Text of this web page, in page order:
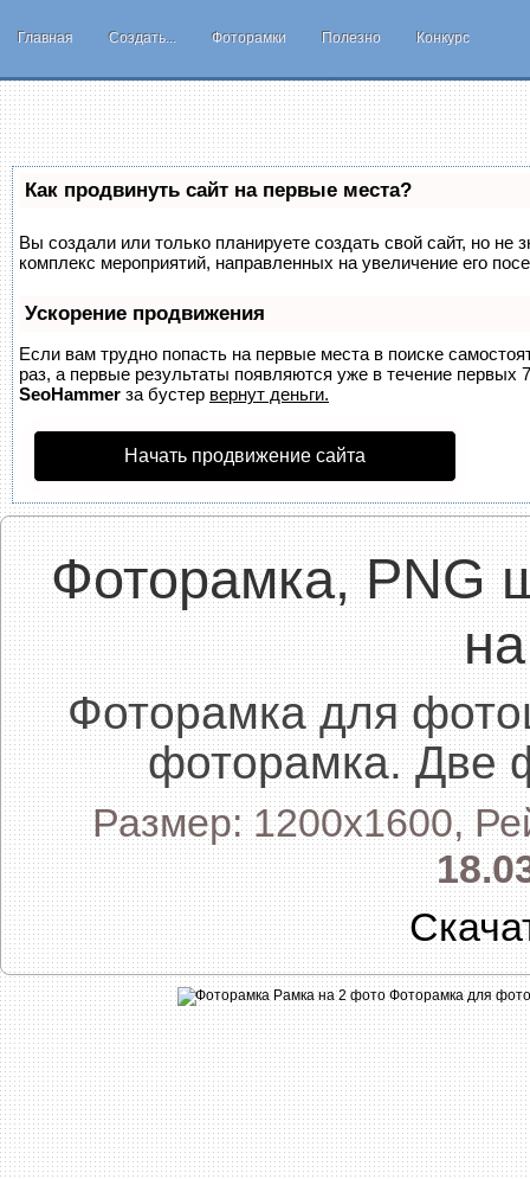
Главная Создать... Фоторамки Полезно Конкурс
Как продвинуть сайт на первые места?
Вы создали или только планируете создать свой сайт, но не
комплекс мероприятий, направленных на увеличение его
Ускорение продвижения
Если вам трудно попасть на первые места в поиске
раз, а первые результаты появляются уже в течение первых
SeoHammer за бустер вернут деньги.
Начать продвижение сайта
Фоторамка, PNG
Фоторамка для
фоторамка. Две
Размер: 1200x1600,